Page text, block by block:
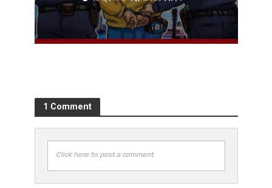
1 Comment
Click here to post a comment